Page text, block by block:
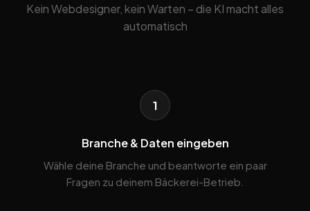
Kein Webdesigner, kein Warten – die KI macht alles
automatisch
1
Branche & Daten eingeben
Wähle deine Branche und beantworte ein paar
Fragen zu deinem Bäckerei-Betrieb.